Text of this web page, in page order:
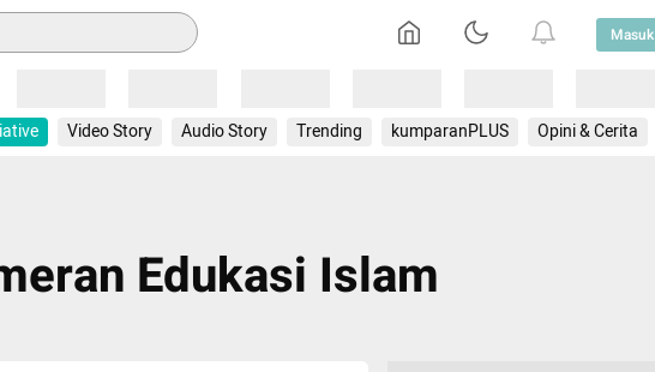
Masuk
Video Story Audio Story Trending kumparanPLUS Opini & Cerita
Edukasi Islam